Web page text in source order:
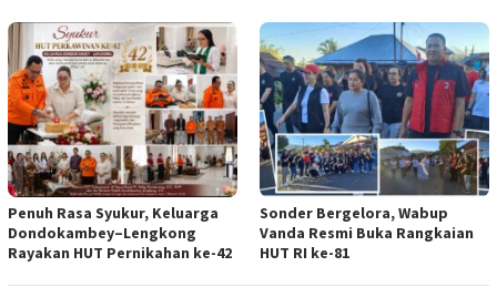
Penuh Rasa Syukur, Keluarga
Dondokambey–Lengkong
Rayakan HUT Pernikahan ke-42
Sonder Bergelora, Wabup
Vanda Resmi Buka Rangkaian
HUT RI ke-81